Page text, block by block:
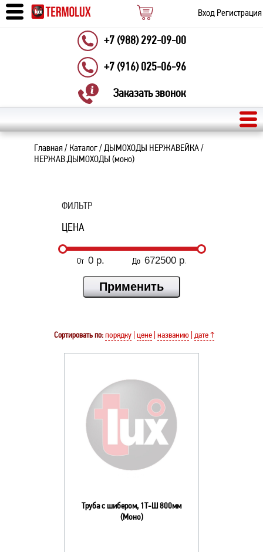
Вход Регистрация
+7 (988) 292-09-00
+7 (916) 025-06-96
Заказать звонок
Главная/ Каталог/ ДЫМОХОДЫ НЕРЖАВЕЙКА/
НЕРЖАВ.ДЫМОХОДЫ (моно)
ФИЛЬТР
ЦЕНА
От До
Сортировать по: порядку цене названию дате ↑
Труба с шибером, 1Т-Ш 800мм
(Моно)